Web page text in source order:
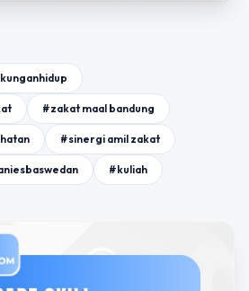
#zakat maal bandung
#sinergi amil zakat
#kuliah